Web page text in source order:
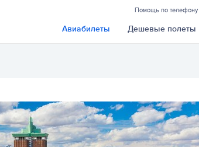
Помощь по телефону
Авиабилеты Дешевые полеты